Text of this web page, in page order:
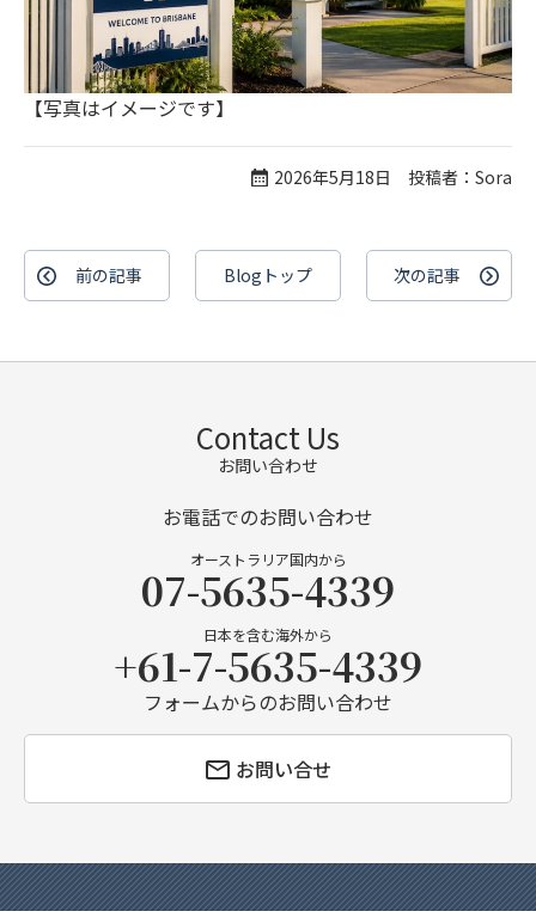
【写真はイメージです】
2026年5月18日 投稿者：Sora
前の記事 Blogトップ 次の記事
Contact Us
お問い合わせ
お電話でのお問い合わせ
オーストラリア国内から
07-5635-4339
日本を含む海外から
+61-7-5635-4339
フォームからのお問い合わせ
お問い合せ